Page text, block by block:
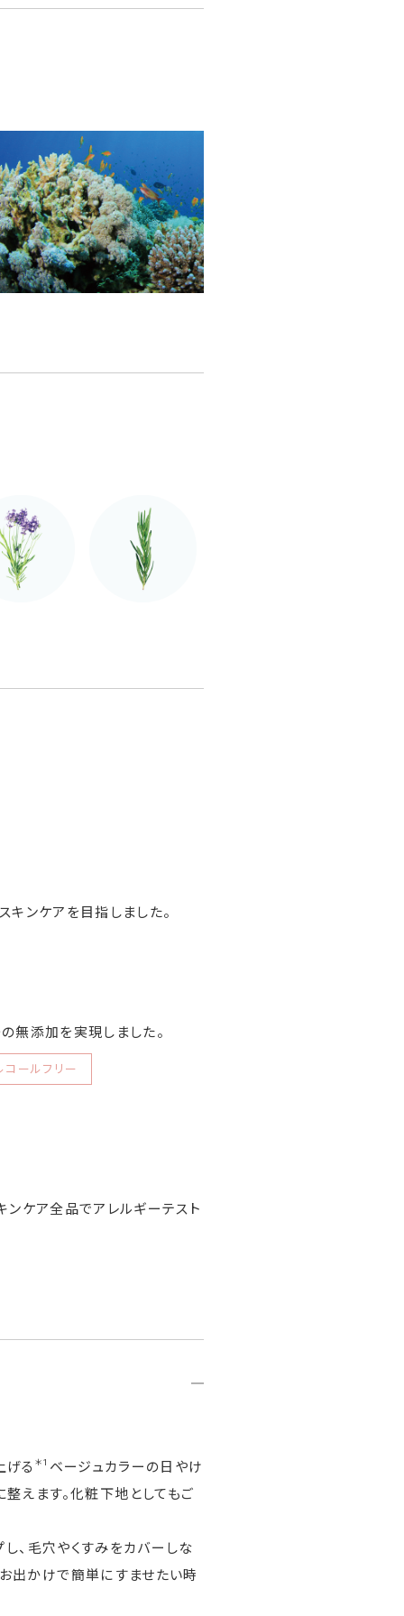
キンケアを目指しました。
無添加を実現しました。
コールフリー
ンケア全品でアレルギーテスト
げる ＊1 ベージュカラーの日やけ
えます。化粧下地としてもご
、毛穴やくすみをカバーしな
お出かけで簡単にすませたい時